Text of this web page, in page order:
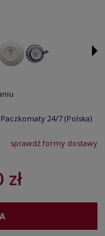
24/7(Polska)
sprawdź formy dostawy